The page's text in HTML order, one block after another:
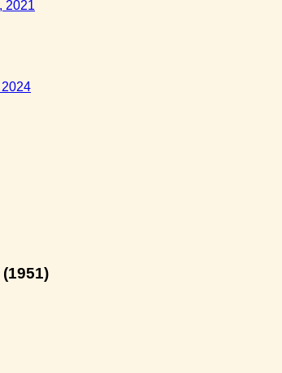
(1951)